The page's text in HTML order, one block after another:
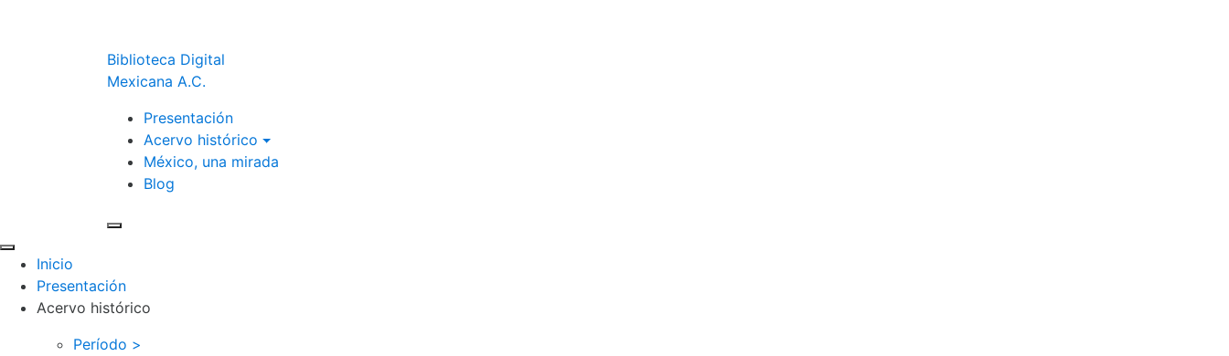
Biblioteca Digital
Mexicana A.C.
Presentación
Acervo histórico
México, una mirada
Blog
Inicio
Presentación
Acervo histórico
Período >